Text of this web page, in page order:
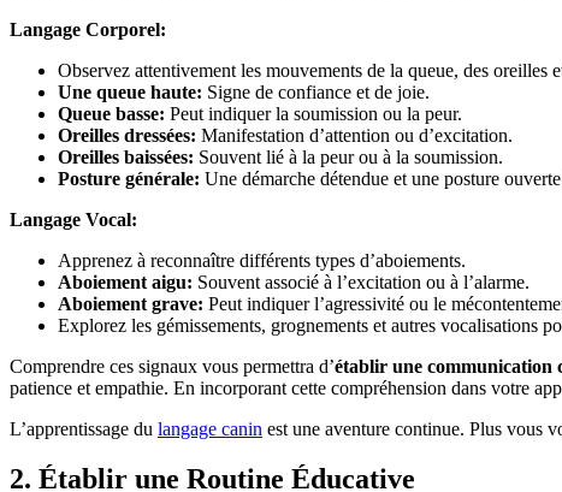
Langage Corporel:
Observez attentivement les mouvements de la queue, des oreilles
Une queue haute: Signe de confiance et de joie.
Queue basse: Peut indiquer la soumission ou la peur.
Oreilles dressées: Manifestation d’attention ou d’excitation.
Oreilles baissées: Souvent lié à la peur ou à la soumission.
Posture générale: Une démarche détendue et une posture
Langage Vocal:
Apprenez à reconnaître différents types d’aboiements.
Aboiement aigu: Souvent associé à l’excitation ou à l’alarme.
Aboiement grave: Peut indiquer l’agressivité ou le
Explorez les gémissements, grognements et autres vocalisations
Comprendre ces signaux vous permettra d’établir une communication
patience et empathie. En incorporant cette compréhension dans votre
L’apprentissage du langage canin est une aventure continue. Plus vous
2. Établir une Routine Éducative